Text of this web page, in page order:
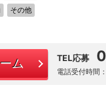
その他
ム TEL応募
電話受付時間